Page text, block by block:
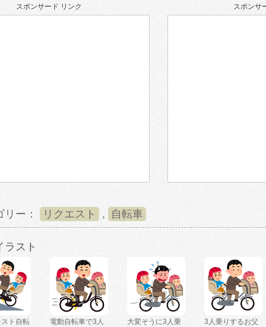
スポンサード リンク スポンサ
リー： リクエスト , 自転車
ラスト
ト自転 電動自転車で3人 大変そうに3人乗 3人乗りするお父